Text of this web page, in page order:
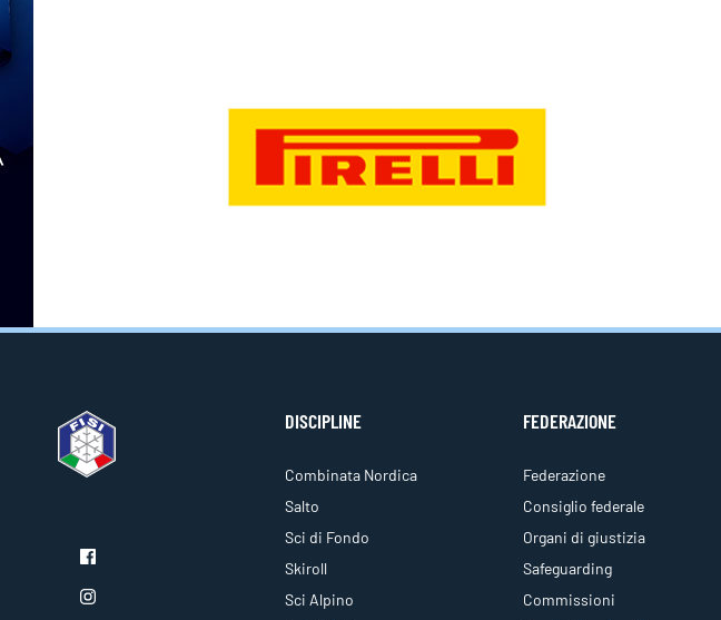
DISCIPLINE
Combinata Nordica
Salto
Sci di Fondo
Skiroll
Sci Alpino
FEDERAZIONE
Federazione
Consiglio federale
Organi di giustizia
Safeguarding
Commissioni